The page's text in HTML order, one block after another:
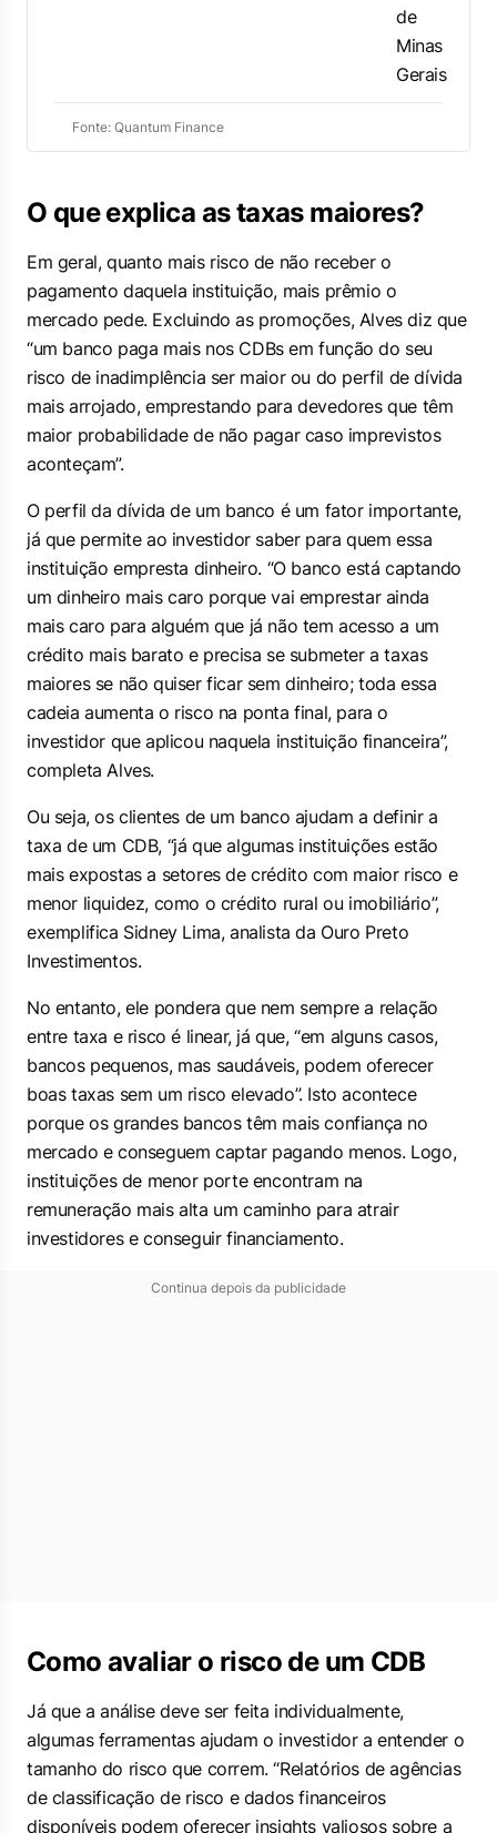
de
Minas
Gerais
Fonte: Quantum Finance
O que explica as taxas maiores?
Em geral, quanto mais risco de não receber o
pagamento daquela instituição, mais prêmio o
mercado pede. Excluindo as promoções, Alves diz que
“um banco paga mais nos CDBs em função do seu
risco de inadimplência ser maior ou do perfil de dívida
mais arrojado, emprestando para devedores que têm
maior probabilidade de não pagar caso imprevistos
aconteçam”.
O perfil da dívida de um banco é um fator importante,
já que permite ao investidor saber para quem essa
instituição empresta dinheiro. “O banco está captando
um dinheiro mais caro porque vai emprestar ainda
mais caro para alguém que já não tem acesso a um
crédito mais barato e precisa se submeter a taxas
maiores se não quiser ficar sem dinheiro; toda essa
cadeia aumenta o risco na ponta final, para o
investidor que aplicou naquela instituição financeira”,
completa Alves.
Ou seja, os clientes de um banco ajudam a definir a
taxa de um CDB, “já que algumas instituições estão
mais expostas a setores de crédito com maior risco e
menor liquidez, como o crédito rural ou imobiliário”,
exemplifica Sidney Lima, analista da Ouro Preto
Investimentos.
No entanto, ele pondera que nem sempre a relação
entre taxa e risco é linear, já que, “em alguns casos,
bancos pequenos, mas saudáveis, podem oferecer
boas taxas sem um risco elevado”. Isto acontece
porque os grandes bancos têm mais confiança no
mercado e conseguem captar pagando menos. Logo,
instituições de menor porte encontram na
remuneração mais alta um caminho para atrair
investidores e conseguir financiamento.
Continua depois da publicidade
Como avaliar o risco de um CDB
Já que a análise deve ser feita individualmente,
algumas ferramentas ajudam o investidor a entender o
tamanho do risco que correm. “Relatórios de agências
de classificação de risco e dados financeiros
disponíveis podem oferecer insights valiosos sobre a